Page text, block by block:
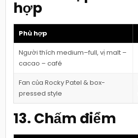
hợp
Phù hợp
Người thích medium–full, vị malt –
cacao – café
Fan của Rocky Patel & box-
pressed style
13. Chấm điểm